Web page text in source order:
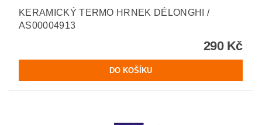
KERAMICKÝ TERMO HRNEK DÉLONGHI /
AS00004913
290 Kč